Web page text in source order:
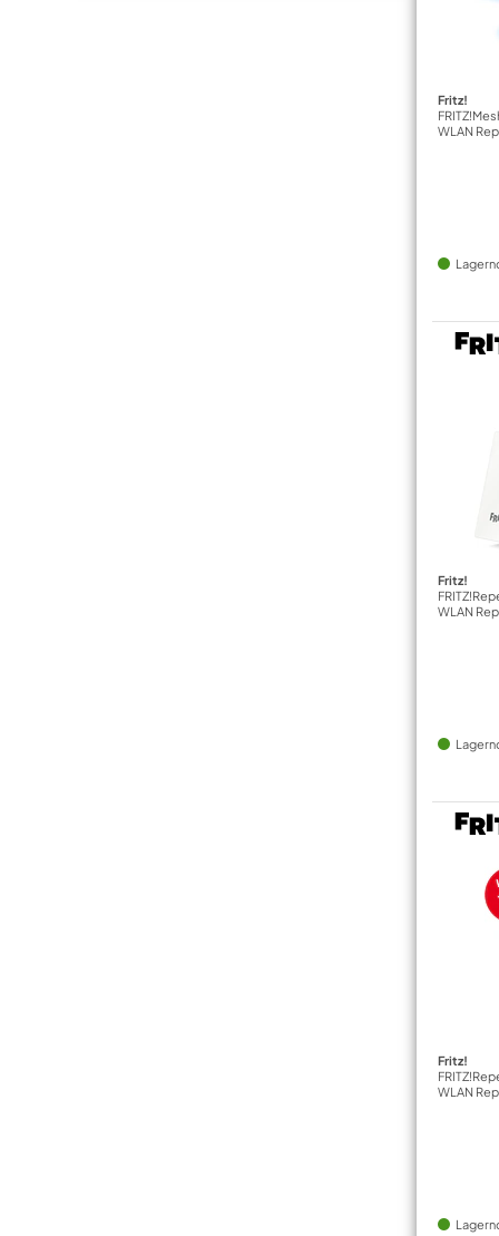
Fritz!
WLAN
Fritz!
WLAN
Fritz!
WLAN